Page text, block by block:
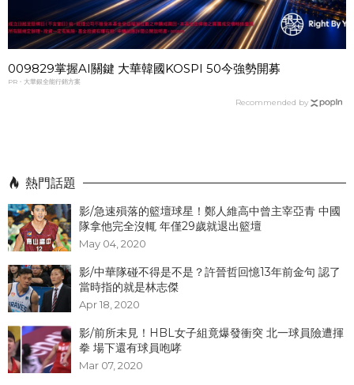
009829掌握AI關鍵 大華韓國KOSPI 50今強勢開募
PR・大華銀全能行銷方案
Recommended by
熱門話題
影/急速殞落的籃壇球星！鄭人維高中曾主宰亞青 中國
隊拿他完全沒輒 年僅29歲就退出籃壇
May 04, 2020
影/中華隊碰不得是不是？許晉哲回憶13年前金句 認了
當時指的就是林志傑
Apr 18, 2020
影/前所未見！HBL女子組竟爆發衝突 北一球員險遭揮
拳 場下還有球員咆哮
Mar 07, 2020